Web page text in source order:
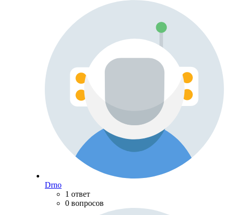
Drno
1 ответ
0 вопросов